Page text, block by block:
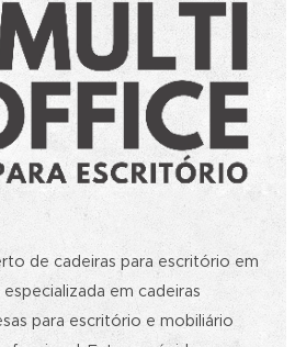
de cadeiras para escritório em
em cadeiras
para escritório e mobiliário